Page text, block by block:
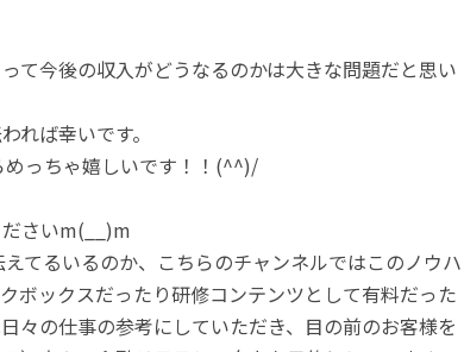
て今後の収入がどうなるのかは大きな問題だと思い
れば幸いです。
っちゃ嬉しいです！！(^^)/
さいm(__)m
てるいるのか、こちらのチャンネルではこのノウハ
ボックスだったり研修コンテンツとして有料だった
々の仕事の参考にしていただき、目の前のお客様を